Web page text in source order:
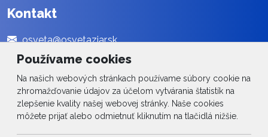
Používame cookies
Na našich webových stránkach používame súbory cookie na
zhromažďovanie údajov za účelom vytvárania štatistík na
zlepšenie kvality našej webovej stránky. Naše cookies
môžete prijať alebo odmietnuť kliknutím na tlačidlá nižšie.
Kontakt
osveta@osvetaziar.sk
045 / 678 13 01
Social
Facebook